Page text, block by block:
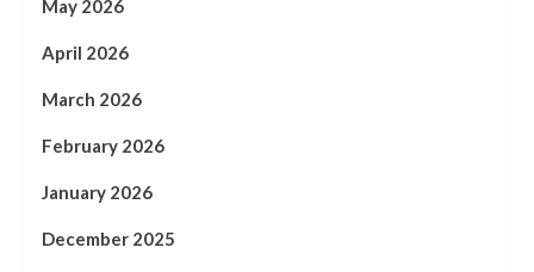
May 2026
April 2026
March 2026
February 2026
January 2026
December 2025